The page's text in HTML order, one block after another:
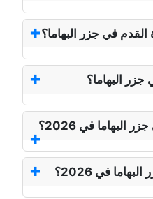
في جزر البهاما؟
البهاما؟
في 2026؟
في 2026؟